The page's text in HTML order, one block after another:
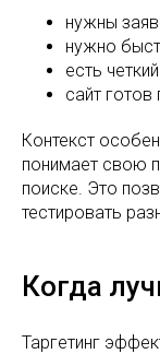
нужны
нужно
есть
сайт готов
Контекст
понимает свою
поиске. Это
тестировать
Когда
Таргетинг